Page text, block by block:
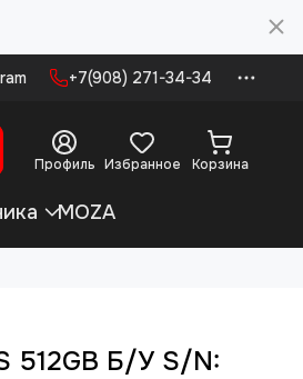
+7(908) 271-34-34
Профиль Избранное Корзина
MOZA
512GB Б/У S/N: